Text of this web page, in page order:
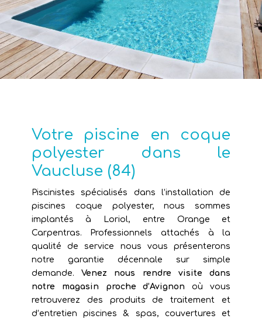
Votre piscine en coque
polyester dans le
Vaucluse (84)
Piscinistes spécialisés dans l’installation de
piscines coque polyester, nous sommes
implantés à Loriol, entre Orange et
Carpentras. Professionnels attachés à la
qualité de service nous vous présenterons
notre garantie décennale sur simple
demande.Venez nous rendre visite dans
notre magasin proche d’Avignonoù vous
retrouverez des produits de traitement et
d’entretien piscines & spas, couvertures et